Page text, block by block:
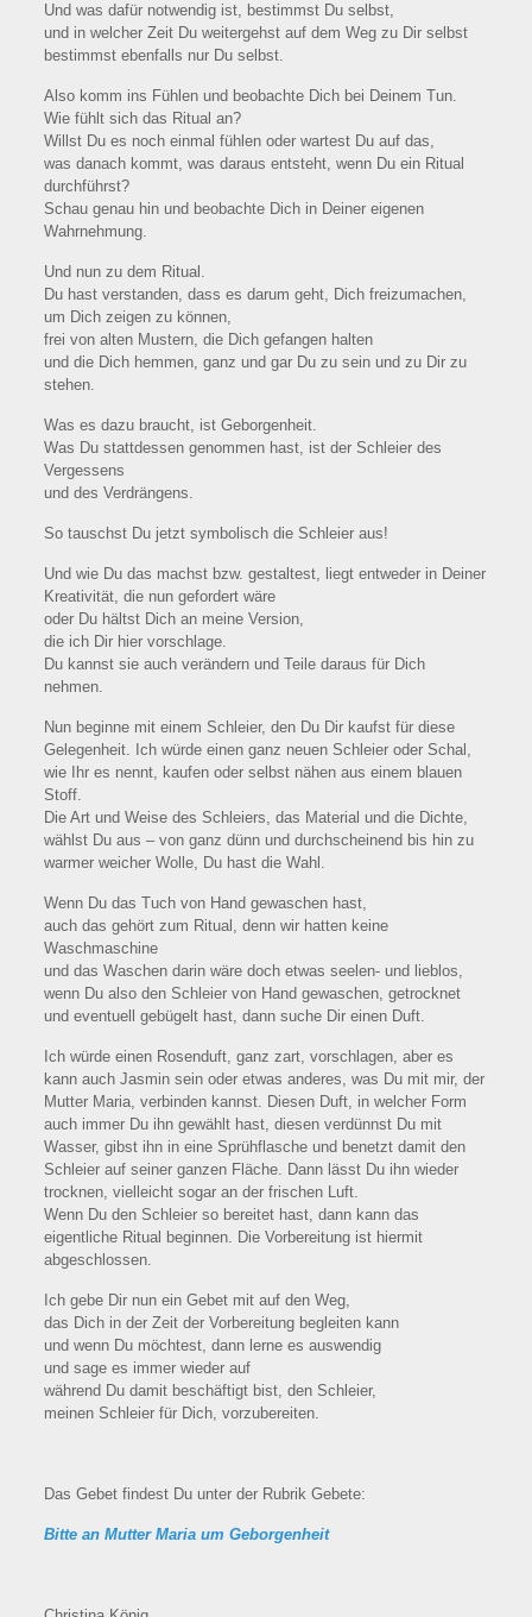
Und was dafür notwendig ist, bestimmst Du selbst,
und in welcher Zeit Du weitergehst auf dem Weg zu Dir selbst
bestimmst ebenfalls nur Du selbst.
Also komm ins Fühlen und beobachte Dich bei Deinem Tun.
Wie fühlt sich das Ritual an?
Willst Du es noch einmal fühlen oder wartest Du auf das,
was danach kommt, was daraus entsteht, wenn Du ein Ritual
durchführst?
Schau genau hin und beobachte Dich in Deiner eigenen
Wahrnehmung.
Und nun zu dem Ritual.
Du hast verstanden, dass es darum geht, Dich freizumachen,
um Dich zeigen zu können,
frei von alten Mustern, die Dich gefangen halten
und die Dich hemmen, ganz und gar Du zu sein und zu Dir zu
stehen.
Was es dazu braucht, ist Geborgenheit.
Was Du stattdessen genommen hast, ist der Schleier des
Vergessens
und des Verdrängens.
So tauschst Du jetzt symbolisch die Schleier aus!
Und wie Du das machst bzw. gestaltest, liegt entweder in Deiner
Kreativität, die nun gefordert wäre
oder Du hältst Dich an meine Version,
die ich Dir hier vorschlage.
Du kannst sie auch verändern und Teile daraus für Dich
nehmen.
Nun beginne mit einem Schleier, den Du Dir kaufst für diese
Gelegenheit. Ich würde einen ganz neuen Schleier oder Schal,
wie Ihr es nennt, kaufen oder selbst nähen aus einem blauen
Stoff.
Die Art und Weise des Schleiers, das Material und die Dichte,
wählst Du aus – von ganz dünn und durchscheinend bis hin zu
warmer weicher Wolle, Du hast die Wahl.
Wenn Du das Tuch von Hand gewaschen hast,
auch das gehört zum Ritual, denn wir hatten keine
Waschmaschine
und das Waschen darin wäre doch etwas seelen- und lieblos,
wenn Du also den Schleier von Hand gewaschen, getrocknet
und eventuell gebügelt hast, dann suche Dir einen Duft.
Ich würde einen Rosenduft, ganz zart, vorschlagen, aber es
kann auch Jasmin sein oder etwas anderes, was Du mit mir, der
Mutter Maria, verbinden kannst. Diesen Duft, in welcher Form
auch immer Du ihn gewählt hast, diesen verdünnst Du mit
Wasser, gibst ihn in eine Sprühflasche und benetzt damit den
Schleier auf seiner ganzen Fläche. Dann lässt Du ihn wieder
trocknen, vielleicht sogar an der frischen Luft.
Wenn Du den Schleier so bereitet hast, dann kann das
eigentliche Ritual beginnen. Die Vorbereitung ist hiermit
abgeschlossen.
Ich gebe Dir nun ein Gebet mit auf den Weg,
das Dich in der Zeit der Vorbereitung begleiten kann
und wenn Du möchtest, dann lerne es auswendig
und sage es immer wieder auf
während Du damit beschäftigt bist, den Schleier,
meinen Schleier für Dich, vorzubereiten.
Das Gebet findest Du unter der Rubrik Gebete:
Bitte an Mutter Maria um Geborgenheit